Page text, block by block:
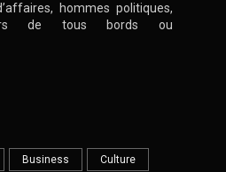
hommes politiques,
de tous bords ou
Business Culture